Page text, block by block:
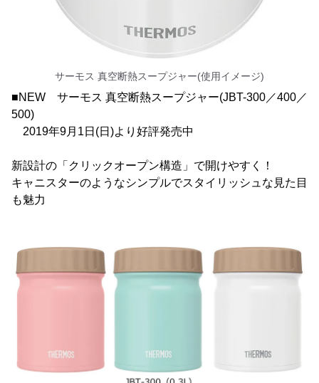
サーモス 真空断熱スープジャー(使用イメージ)
■NEW サーモス 真空断熱スープジャー(JBT-300／400／
500)
2019年9月1日(日)より好評発売中
新設計の「クリックオープン構造」で開けやすく！
キャニスターのようなシンプルでスタイリッシュな見た目
も魅力